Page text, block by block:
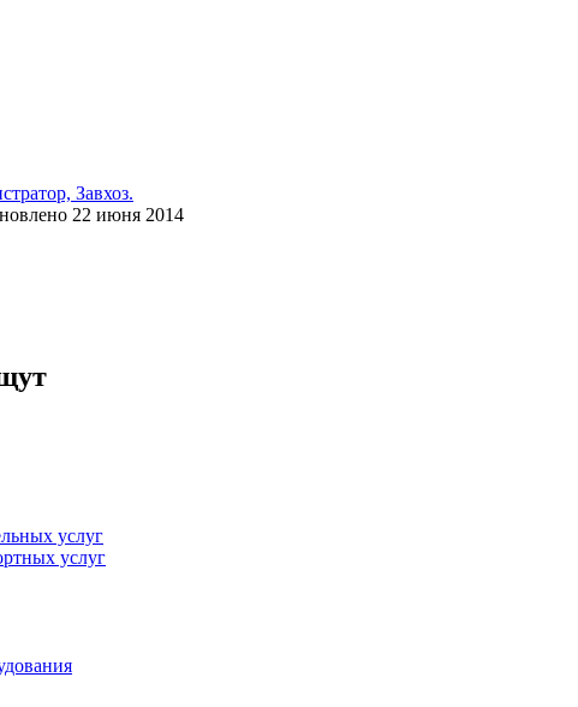
Завхоз.
22 июня 2014
услуг
услуг